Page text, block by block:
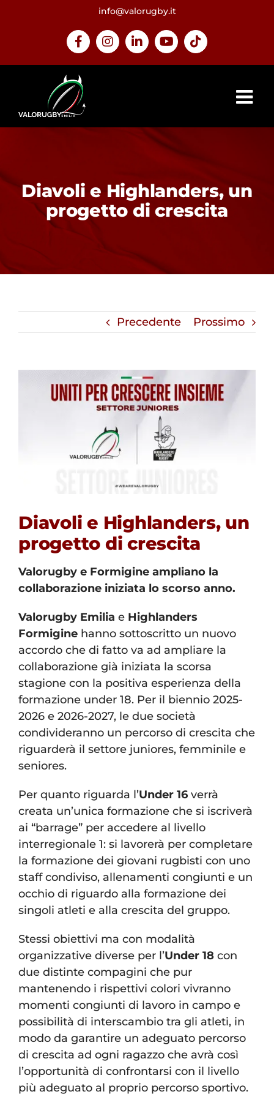
info@valorugby.it
FacebookInstagramLinkedInYouTubeTiktok
Diavoli e Highlanders, un
progetto di crescita
Precedente Prossimo
Diavoli e Highlanders, un
progetto di crescita
Valorugby e Formigine ampliano la
collaborazione iniziata lo scorso anno.
Valorugby Emilia e Highlanders
Formigine hanno sottoscritto un nuovo
accordo che di fatto va ad ampliare la
collaborazione già iniziata la scorsa
stagione con la positiva esperienza della
formazione under 18. Per il biennio 2025-
2026 e 2026-2027, le due società
condivideranno un percorso di crescita che
riguarderà il settore juniores, femminile e
seniores.
Per quanto riguarda l’Under 16 verrà
creata un’unica formazione che si iscriverà
ai “barrage” per accedere al livello
interregionale 1: si lavorerà per completare
la formazione dei giovani rugbisti con uno
staff condiviso, allenamenti congiunti e un
occhio di riguardo alla formazione dei
singoli atleti e alla crescita del gruppo.
Stessi obiettivi ma con modalità
organizzative diverse per l’Under 18 con
due distinte compagini che pur
mantenendo i rispettivi colori vivranno
momenti congiunti di lavoro in campo e
possibilità di interscambio tra gli atleti, in
modo da garantire un adeguato percorso
di crescita ad ogni ragazzo che avrà così
l’opportunità di confrontarsi con il livello
più adeguato al proprio percorso sportivo.